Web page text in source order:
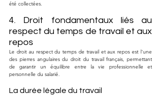
été collectées.
4. Droit fondamentaux liés au
respect du temps de travail et aux
repos
Le droit au respect du temps de travail et aux repos est l'une
des pierres angulaires du droit du travail français, permettant
de garantir un équilibre entre la vie professionnelle et
personnelle du salarié.
La durée légale du travail